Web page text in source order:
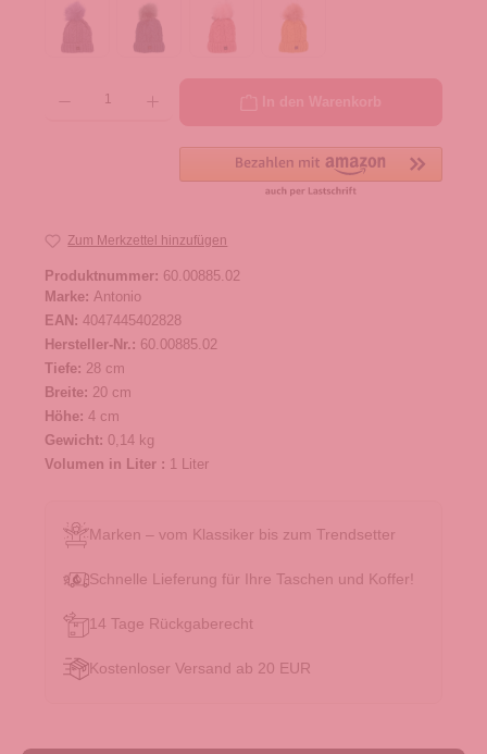
Zum Merkzettel hinzufügen
Produktnummer: 60.00885.02
Marke: Antonio
EAN: 4047445402828
Hersteller-Nr.: 60.00885.02
Tiefe: 28 cm
Breite: 20 cm
Höhe: 4 cm
Gewicht: 0,14 kg
Volumen in Liter : 1 Liter
Marken – vom Klassiker bis zum Trendsetter
Schnelle Lieferung für Ihre Taschen und Koffer!
14 Tage Rückgaberecht
Kostenloser Versand ab 20 EUR